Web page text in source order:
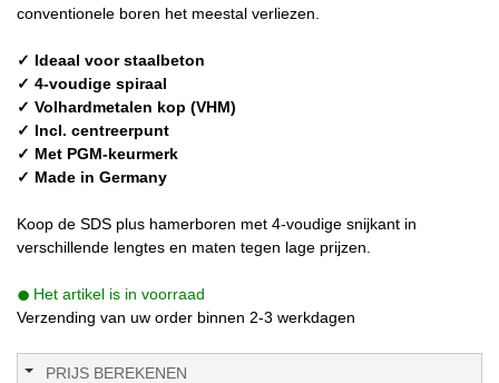
conventionele boren het meestal verliezen.
✓ Ideaal voor staalbeton
✓ 4-voudige spiraal
✓ Volhardmetalen kop (VHM)
✓ Incl. centreerpunt
✓ Met PGM-keurmerk
✓ Made in Germany
Koop de SDS plus hamerboren met 4-voudige snijkant in
verschillende lengtes en maten tegen lage prijzen.
Het artikel is in voorraad
Verzending van uw order binnen 2-3 werkdagen
PRIJS BEREKENEN